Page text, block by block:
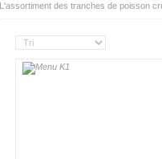
L'assortiment des tranches de poisson